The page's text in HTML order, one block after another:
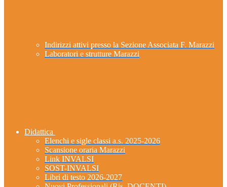
Indirizzi attivi presso la Sezione Associata F. Marazzi
Laboratori e strutture Marazzi
Didattica
Elenchi e sigle classi a.s. 2025-2026
Scansione oraria Marazzi
Link INVALSI
SOST-INVALSI
Libri di testo 2026-2027